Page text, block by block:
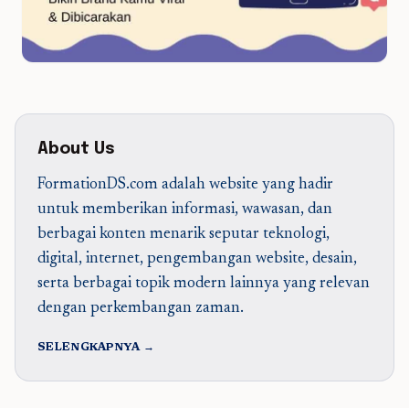
About Us
FormationDS.com adalah website yang hadir
untuk memberikan informasi, wawasan, dan
berbagai konten menarik seputar teknologi,
digital, internet, pengembangan website, desain,
serta berbagai topik modern lainnya yang relevan
dengan perkembangan zaman.
SELENGKAPNYA →